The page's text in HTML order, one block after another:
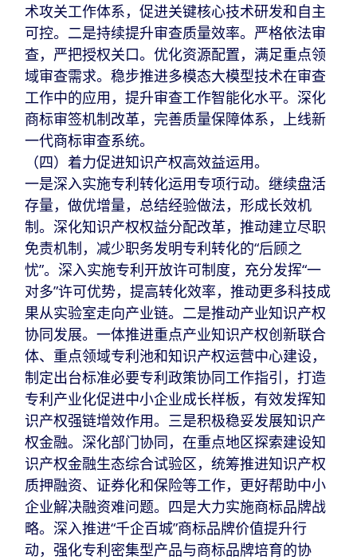
术攻关工作体系，促进关键核心技术研发和自主
可控。二是持续提升审查质量效率。严格依法审
查，严把授权关口。优化资源配置，满足重点领
域审查需求。稳步推进多模态大模型技术在审查
工作中的应用，提升审查工作智能化水平。深化
商标审签机制改革，完善质量保障体系，上线新
一代商标审查系统。
（四）着力促进知识产权高效益运用。
一是深入实施专利转化运用专项行动。继续盘活
存量，做优增量，总结经验做法，形成长效机
制。深化知识产权权益分配改革，推动建立尽职
免责机制，减少职务发明专利转化的“后顾之
忧”。深入实施专利开放许可制度，充分发挥“一
对多”许可优势，提高转化效率，推动更多科技成
果从实验室走向产业链。二是推动产业知识产权
协同发展。一体推进重点产业知识产权创新联合
体、重点领域专利池和知识产权运营中心建设，
制定出台标准必要专利政策协同工作指引，打造
专利产业化促进中小企业成长样板，有效发挥知
识产权强链增效作用。三是积极稳妥发展知识产
权金融。深化部门协同，在重点地区探索建设知
识产权金融生态综合试验区，统筹推进知识产权
质押融资、证券化和保险等工作，更好帮助中小
企业解决融资难问题。四是大力实施商标品牌战
略。深入推进“千企百城”商标品牌价值提升行
动，强化专利密集型产品与商标品牌培育的协